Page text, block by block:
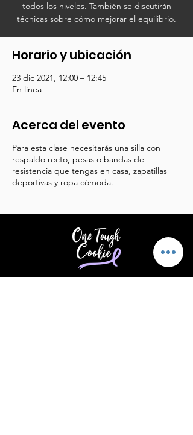
todos los niveles. También se discutirán
técnicas sobre cómo mejorar el equilibrio.
Horario y ubicación
23 dic 2021, 12:00 – 12:45
En línea
Acerca del evento
Para esta clase necesitarás una silla con
respaldo recto, pesas o bandas de
resistencia que tengas en casa, zapatillas
deportivas y ropa cómoda.